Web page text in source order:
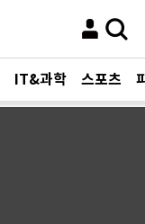
IT&과학 스포츠